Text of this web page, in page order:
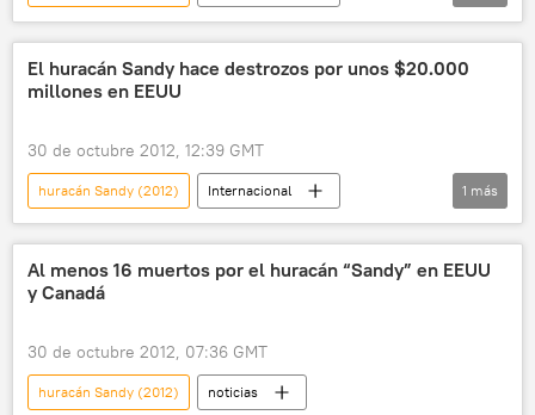
noticias
El huracán Sandy hace destrozos por unos $20.000
millones en EEUU
30 de octubre 2012, 12:39 GMT
huracán Sandy (2012)
Internacional
noticias
1 más
Al menos 16 muertos por el huracán “Sandy” en EEUU
y Canadá
30 de octubre 2012, 07:36 GMT
huracán Sandy (2012) noticias